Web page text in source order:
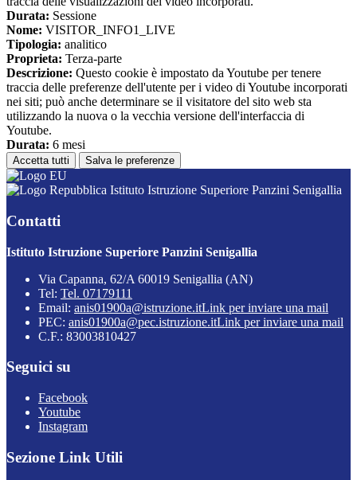
Durata: Sessione
Nome: VISITOR_INFO1_LIVE
Tipologia: analitico
Proprieta: Terza-parte
Descrizione: Questo cookie è impostato da Youtube per tenere
traccia delle preferenze dell'utente per i video di Youtube incorporati
nei siti; può anche determinare se il visitatore del sito web sta
utilizzando la nuova o la vecchia versione dell'interfaccia di
Youtube.
Durata: 6 mesi
Accetta tutti Salva le preferenze
Istituto Istruzione Superiore Panzini Senigallia
Contatti
Istituto Istruzione Superiore Panzini Senigallia
Via Capanna, 62/A 60019 Senigallia (AN)
Tel: Tel. 07179111
Email: anis01900a@istruzione.itLink per inviare una mail
PEC: anis01900a@pec.istruzione.itLink per inviare una mail
C.F.: 83003810427
Seguici su
Facebook
Youtube
Instagram
Sezione Link Utili